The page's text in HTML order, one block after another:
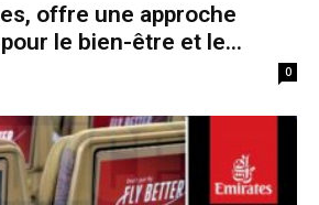
offre une approche
le bien-être et le...
0